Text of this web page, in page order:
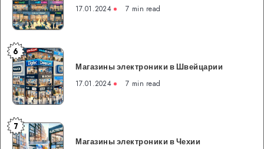
в
Швеции
17.01.2024 7 min read
Магазины
электроники
в
Швейцарии
6
Магазины электроники в Швейцарии
17.01.2024 7 min read
Магазины
электроники
7
Магазины электроники в Чехии